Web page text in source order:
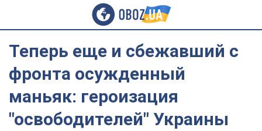
Теперь еще и сбежавший с
фронта осужденный
маньяк: героизация
"освободителей" Украины